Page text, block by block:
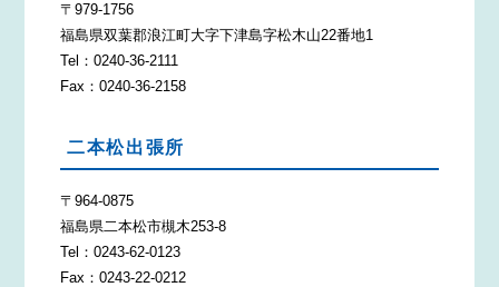
〒979-1756
福島県双葉郡浪江町大字下津島字松木山22番地1
Tel：0240-36-2111
Fax：0240-36-2158
二本松出張所
〒964-0875
福島県二本松市槻木253-8
Tel：0243-62-0123
Fax：0243-22-0212